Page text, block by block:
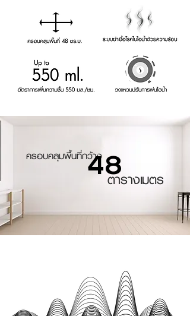
ครอบคลุมพื้นที่กว้าง48ตารางเมตร